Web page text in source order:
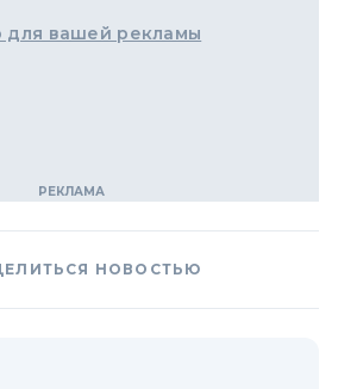
для вашей рекламы
НОВОСТЬЮ